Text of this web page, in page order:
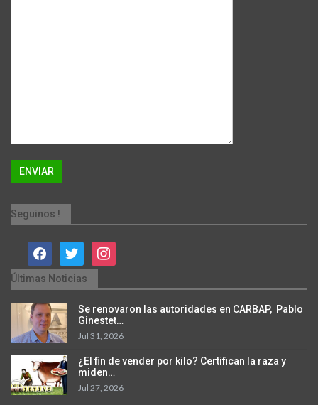
Seguinos !
facebooktwitter instagram
Últimas Noticias
Se renovaron las autoridades en CARBAP, Pablo
Ginestet…
Jul 31, 2026
¿El fin de vender por kilo? Certifican la raza y
miden…
Jul 27, 2026